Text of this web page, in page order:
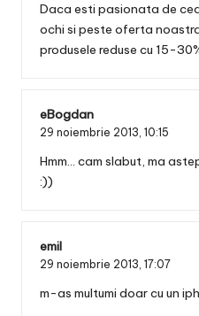
Daca esti pasionata de
ochi si peste oferta
produsele reduse cu 15-
eBogdan
29 noiembrie 2013, 10:15
Hmm… cam slabut, ma
:))
emil
29 noiembrie 2013, 17:07
m-as multumi doar cu un